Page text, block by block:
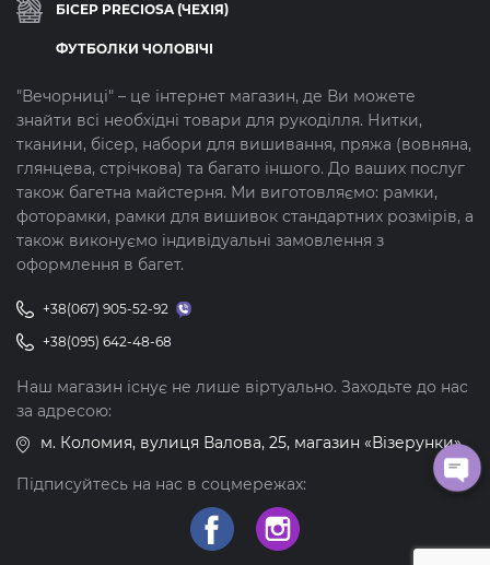
БІСЕР PRECIOSA (ЧЕХІЯ)
ФУТБОЛКИ ЧОЛОВІЧІ
"Вечорниці" – це інтернет магазин, де Ви можете
знайти всі необхідні товари для рукоділля. Нитки,
тканини, бісер, набори для вишивання, пряжа (вовняна,
глянцева, стрічкова) та багато іншого. До ваших послуг
також багетна майстерня. Ми виготовляємо: рамки,
фоторамки, рамки для вишивок стандартних розмірів, а
також виконуємо індивідуальні замовлення з
оформлення в багет.
+38(067) 905-52-92
+38(095) 642-48-68
Наш магазин існує не лише віртуально. Заходьте до нас
за адресою:
м. Коломия, вулиця Валова, 25, магазин «Візерунки»
Підписуйтесь на нас в соцмережах: